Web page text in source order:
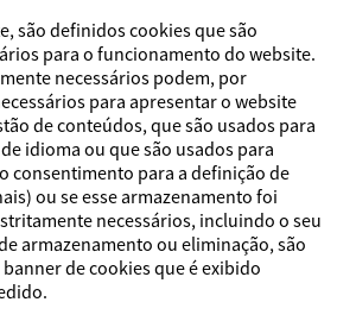
são definidos cookies que são
para o funcionamento do website.
necessários podem, por
para apresentar o website
de conteúdos, que são usados para
idioma ou que são usados para
consentimento para a definição de
ou se esse armazenamento foi
necessários, incluindo o seu
armazenamento ou eliminação, são
de cookies que é exibido